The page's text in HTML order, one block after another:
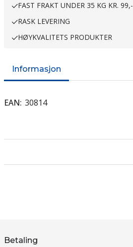
FAST FRAKT UNDER 35 KG KR. 99,-
RASK LEVERING
HØYKVALITETS PRODUKTER
Informasjon
EAN 30814
Betaling